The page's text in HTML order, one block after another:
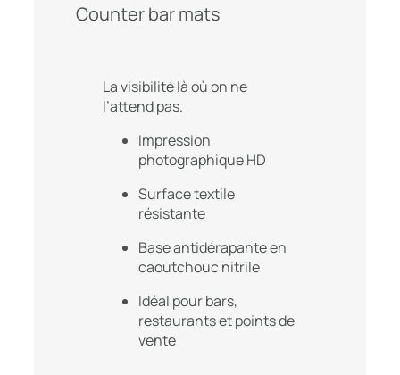
Counter bar mats
La visibilité là où on ne
l’attend pas.
Impression
photographique HD
Surface textile
résistante
Base antidérapante en
caoutchouc nitrile
Idéal pour bars,
restaurants et points de
vente